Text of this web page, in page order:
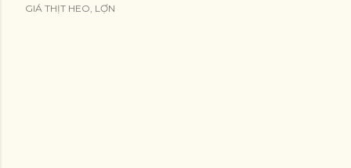
GIÁ THỊT HEO, LỢN